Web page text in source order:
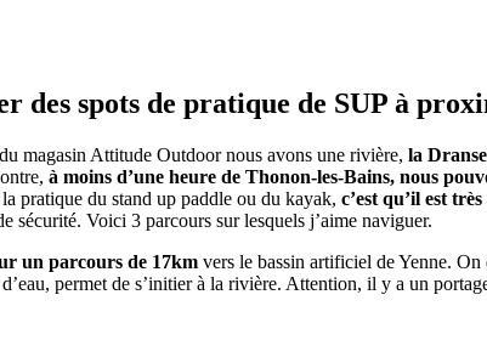
spots de pratique de SUP à
magasin Attitude Outdoor nous avons une rivière, la Dranse
à moins d’une heure de Thonon-les-Bains, nous
pratique du stand up paddle ou du kayak, c’est qu’il est
sécurité. Voici 3 parcours sur lesquels j’aime naviguer.
un parcours de 17km vers le bassin artificiel de Yenne. On
permet de s’initier à la rivière. Attention, il y a un